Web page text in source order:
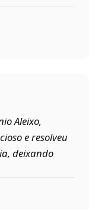
Aleixo,
e resolveu
deixando